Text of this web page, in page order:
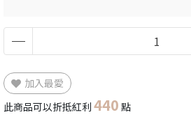
加入最愛
此商品可以折抵紅利 440 點